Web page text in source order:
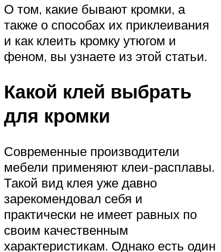
О том, какие бывают кромки, а
также о способах их приклеивания
и как клеить кромку утюгом и
феном, вы узнаете из этой статьи.
Какой клей выбрать
для кромки
Современные производители
мебели применяют клеи-расплавы.
Такой вид клея уже давно
зарекомендовал себя и
практически не имеет равных по
своим качественным
характеристикам. Однако есть один